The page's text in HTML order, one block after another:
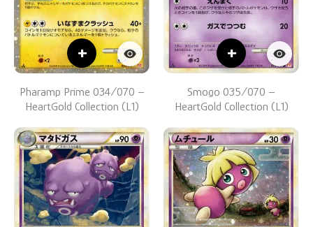
+
Pharamp Prime 034/070 –
HeartGold Collection (L1)
+
Smogo 035/070 –
HeartGold Collection (L1)